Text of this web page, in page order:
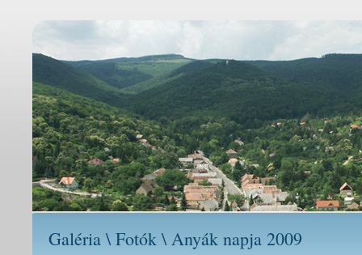
Galéria \ Fotók \ Anyák napja 2009